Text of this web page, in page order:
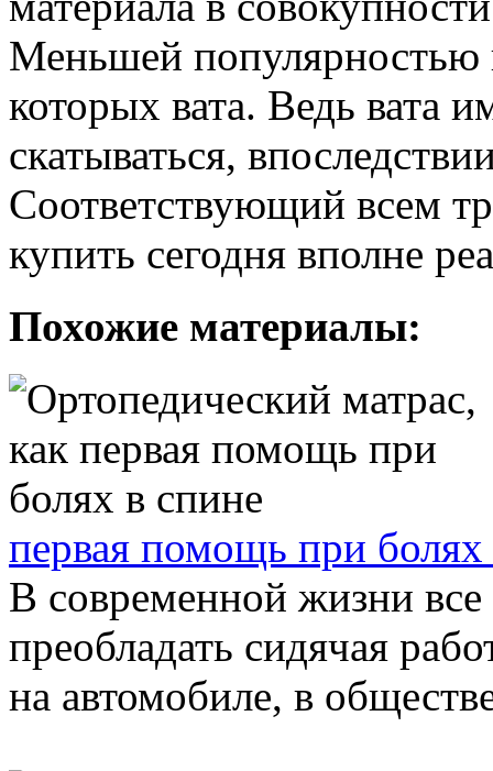
Меньшей популярностью
которых вата. Ведь вата
скатываться,
Соответствующий всем
купить сегодня вполне
Похожие материалы:
первая помощь при болях
В современной жизни
преобладать сидячая
на автомобиле, в